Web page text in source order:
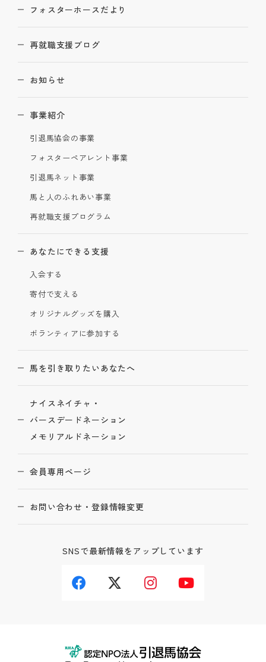
フォスターホースだより
再就職支援ブログ
お知らせ
事業紹介
引退馬協会の事業
フォスターペアレント事業
引退馬ネット事業
馬と人のふれあい事業
再就職支援プログラム
あなたにできる支援
入会する
寄付で支える
オリジナルグッズを購入
ボランティアに参加する
馬を引き取りたいあなたへ
ナイスネイチャ・
バースデードネーション
メモリアルドネーション
会員専用ページ
お問い合わせ・登録情報変更
SNSで最新情報をアップしています